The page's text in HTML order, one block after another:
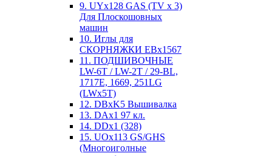
9. UYx128 GAS (TV x 3)
Для Плоскошовных
машин
10. Иглы для
СКОРНЯЖКИ EBx1567
11. ПОДШИВОЧНЫЕ
LW-6T / LW-2T / 29-BL,
1717E, 1669, 251LG
(LWx5T)
12. DBxK5 Вышивалка
13. DAx1 97 кл.
14. DDx1 (328)
15. UOx113 GS/GHS
(Многоиголные